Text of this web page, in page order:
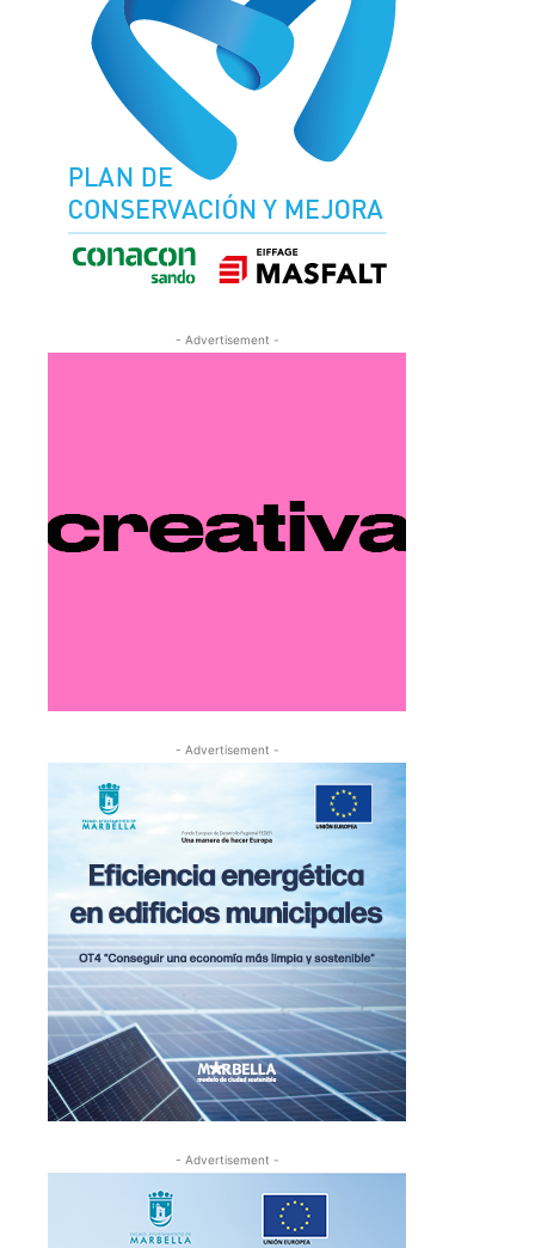
- Advertisement -
- Advertisement -
- Advertisement -